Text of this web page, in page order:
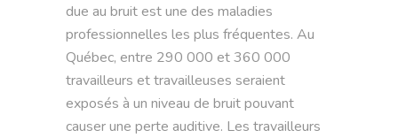
due au bruit est une des maladies
professionnelles les plus fréquentes. Au
Québec, entre 290 000 et 360 000
travailleurs et travailleuses seraient
exposés à un niveau de bruit pouvant
causer une perte auditive. Les travailleurs